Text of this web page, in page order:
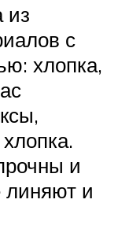
из
с
хлопка,
и
линяют и